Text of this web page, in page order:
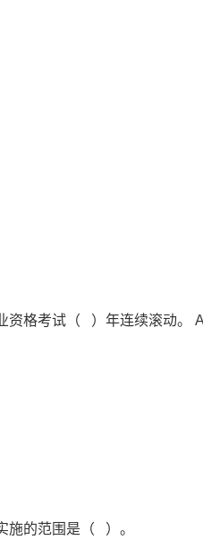
资格考试（ ）年连续滚动。
施的范围是（ ）。